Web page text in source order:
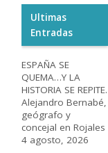
Ultimas
Entradas
ESPAÑA SE
QUEMA…Y LA
HISTORIA SE REPITE.
Alejandro Bernabé,
geógrafo y
concejal en Rojales
4 agosto, 2026